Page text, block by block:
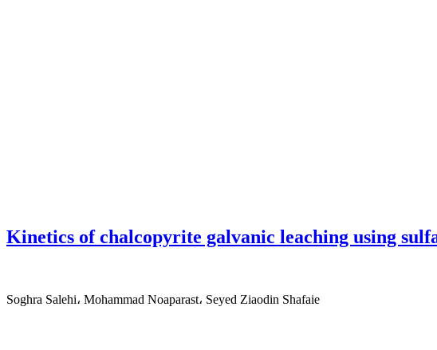
Kinetics of chalcopyrite galvanic leaching using
Soghra Salehi، Mohammad Noaparast، Seyed Ziaodin Shafaie